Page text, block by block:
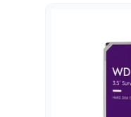
duros WD
pack de
avanzada
seguridad
completo